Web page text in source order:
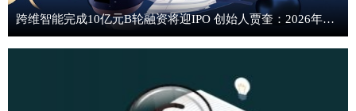
跨维智能完成10亿元B轮融资将迎IPO 创始人贾奎：2026年收入有望同比增长3倍至4倍|今日快看